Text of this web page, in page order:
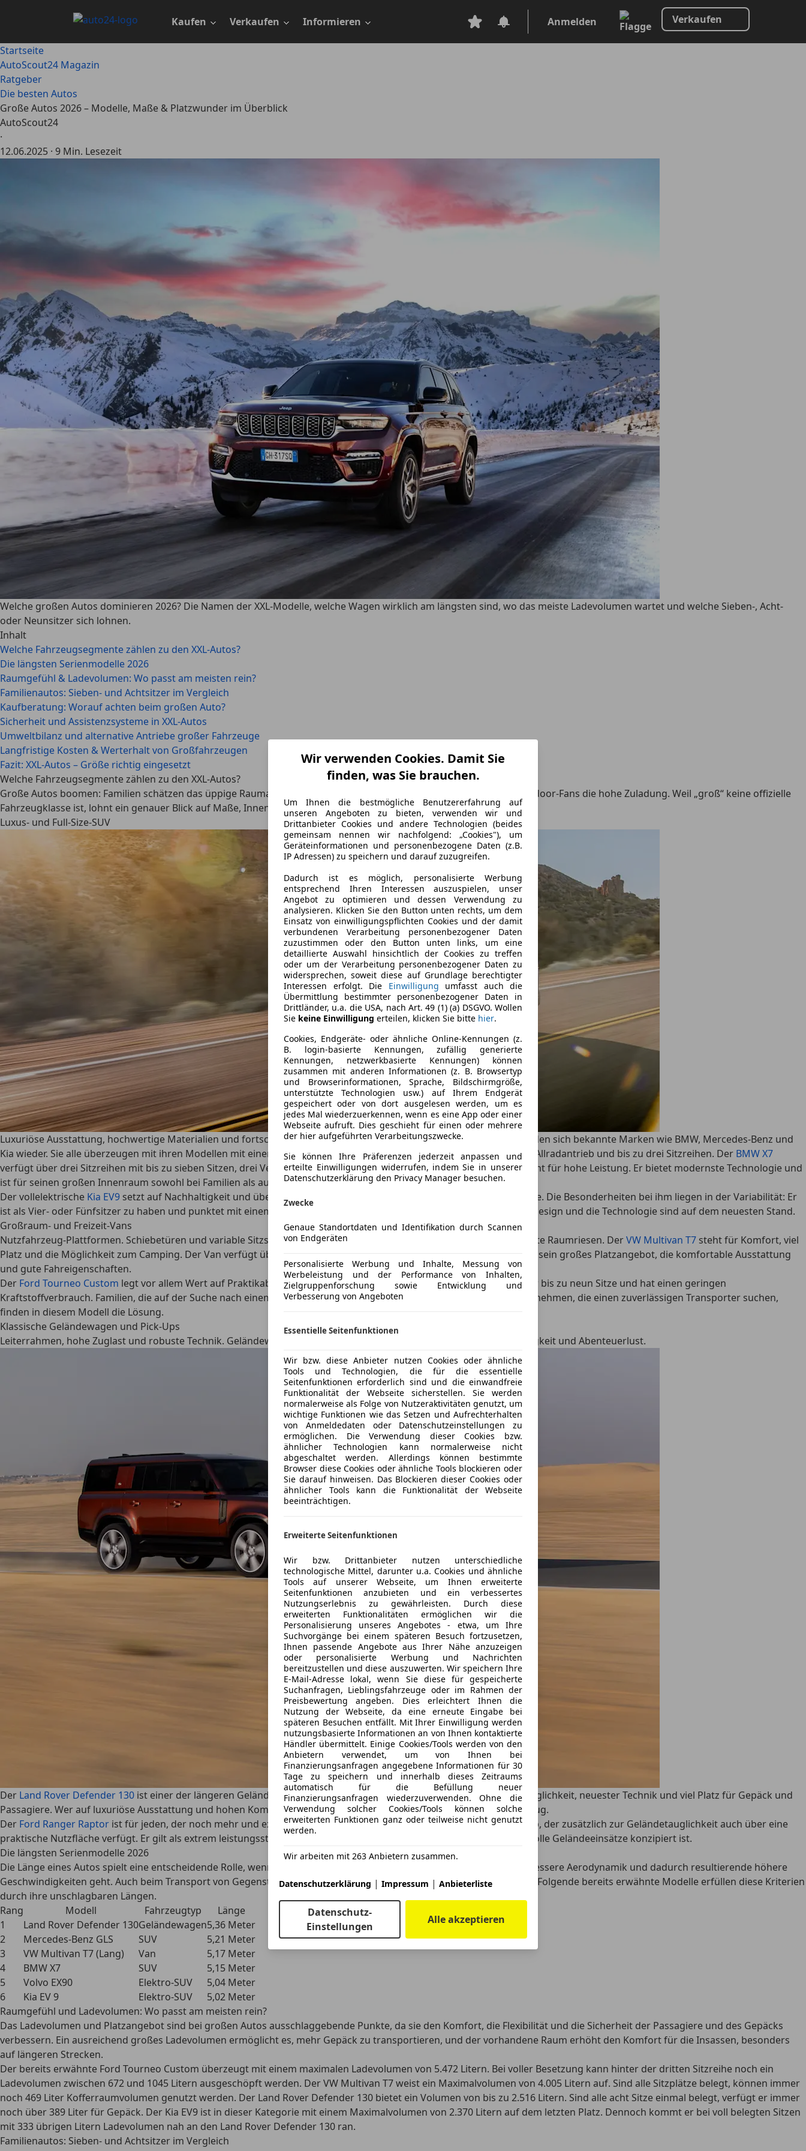
Kaufen Verkaufen Informieren Anmelden Verkaufen
Wir verwenden Cookies. Damit Sie
finden, was Sie brauchen.
Um Ihnen die bestmögliche Benutzererfahrung auf
unseren Angeboten zu bieten, verwenden wir und
Drittanbieter Cookies und andere Technologien (beides
gemeinsam nennen wir nachfolgend: „Cookies"), um
Geräteinformationen und personenbezogene Daten (z.B.
IP Adressen) zu speichern und darauf zuzugreifen.
Dadurch ist es möglich, personalisierte Werbung
entsprechend Ihren Interessen auszuspielen, unser
Angebot zu optimieren und dessen Verwendung zu
analysieren. Klicken Sie den Button unten rechts, um dem
Einsatz von einwilligungspflichten Cookies und der damit
verbundenen Verarbeitung personenbezogener Daten
zuzustimmen oder den Button unten links, um eine
detaillierte Auswahl hinsichtlich der Cookies zu treffen
oder um der Verarbeitung personenbezogener Daten zu
widersprechen, soweit diese auf Grundlage berechtigter
Interessen erfolgt. Die Einwilligung umfasst auch die
Übermittlung bestimmter personenbezogener Daten in
Drittländer, u.a. die USA, nach Art. 49 (1) (a) DSGVO. Wollen
Sie keine Einwilligung erteilen, klicken Sie bitte hier.
Cookies, Endgeräte- oder ähnliche Online-Kennungen (z.
B. login-basierte Kennungen, zufällig generierte
Kennungen, netzwerkbasierte Kennungen) können
zusammen mit anderen Informationen (z. B. Browsertyp
und Browserinformationen, Sprache, Bildschirmgröße,
unterstützte Technologien usw.) auf Ihrem Endgerät
gespeichert oder von dort ausgelesen werden, um es
jedes Mal wiederzuerkennen, wenn es eine App oder einer
Webseite aufruft. Dies geschieht für einen oder mehrere
der hier aufgeführten Verarbeitungszwecke.
Sie können Ihre Präferenzen jederzeit anpassen und
erteilte Einwilligungen widerrufen, indem Sie in unserer
Datenschutzerklärung den Privacy Manager besuchen.
Zwecke
Genaue Standortdaten und Identifikation durch Scannen
von Endgeräten
Personalisierte Werbung und Inhalte, Messung von
Werbeleistung und der Performance von Inhalten,
Zielgruppenforschung sowie Entwicklung und
Verbesserung von Angeboten
Essentielle Seitenfunktionen
Wir bzw. diese Anbieter nutzen Cookies oder ähnliche
Tools und Technologien, die für die essentielle
Seitenfunktionen erforderlich sind und die einwandfreie
Funktionalität der Webseite sicherstellen. Sie werden
normalerweise als Folge von Nutzeraktivitäten genutzt, um
wichtige Funktionen wie das Setzen und Aufrechterhalten
von Anmeldedaten oder Datenschutzeinstellungen zu
ermöglichen. Die Verwendung dieser Cookies bzw.
ähnlicher Technologien kann normalerweise nicht
abgeschaltet werden. Allerdings können bestimmte
Browser diese Cookies oder ähnliche Tools blockieren oder
Sie darauf hinweisen. Das Blockieren dieser Cookies oder
ähnlicher Tools kann die Funktionalität der Webseite
beeinträchtigen.
Erweiterte Seitenfunktionen
Wir bzw. Drittanbieter nutzen unterschiedliche
technologische Mittel, darunter u.a. Cookies und ähnliche
Tools auf unserer Webseite, um Ihnen erweiterte
Seitenfunktionen anzubieten und ein verbessertes
Nutzungserlebnis zu gewährleisten. Durch diese
erweiterten Funktionalitäten ermöglichen wir die
Personalisierung unseres Angebotes - etwa, um Ihre
Suchvorgänge bei einem späteren Besuch fortzusetzen,
Ihnen passende Angebote aus Ihrer Nähe anzuzeigen
oder personalisierte Werbung und Nachrichten
bereitzustellen und diese auszuwerten. Wir speichern Ihre
E-Mail-Adresse lokal, wenn Sie diese für gespeicherte
Suchanfragen, Lieblingsfahrzeuge oder im Rahmen der
Preisbewertung angeben. Dies erleichtert Ihnen die
Nutzung der Webseite, da eine erneute Eingabe bei
späteren Besuchen entfällt. Mit Ihrer Einwilligung werden
nutzungsbasierte Informationen an von Ihnen kontaktierte
Händler übermittelt. Einige Cookies/Tools werden von den
Anbietern verwendet, um von Ihnen bei
Finanzierungsanfragen angegebene Informationen für 30
Tage zu speichern und innerhalb dieses Zeitraums
automatisch für die Befüllung neuer
Finanzierungsanfragen wiederzuverwenden. Ohne die
Verwendung solcher Cookies/Tools können solche
erweiterten Funktionen ganz oder teilweise nicht genutzt
werden.
Wir arbeiten mit 263 Anbietern zusammen.
Datenschutzerklärung | Impressum | Anbieterliste
Datenschutz-
Einstellungen
Alle akzeptieren
Startseite
AutoScout24 Magazin
Ratgeber
Die besten Autos
Große Autos 2026 – Modelle, Maße & Platzwunder im Überblick
AutoScout24
·
12.06.2025 · 9 Min. Lesezeit
Welche großen Autos dominieren 2026? Die Namen der XXL-Modelle, welche Wagen wirklich am längsten sind, wo das meiste Ladevolumen wartet und welche Sieben-, Acht-
oder Neunsitzer sich lohnen.
Inhalt
Welche Fahrzeugsegmente zählen zu den XXL-Autos?
Die längsten Serienmodelle 2026
Raumgefühl & Ladevolumen: Wo passt am meisten rein?
Familienautos: Sieben- und Achtsitzer im Vergleich
Kaufberatung: Worauf achten beim großen Auto?
Sicherheit und Assistenzsysteme in XXL-Autos
Umweltbilanz und alternative Antriebe großer Fahrzeuge
Langfristige Kosten & Werterhalt von Großfahrzeugen
Fazit: XXL-Autos – Größe richtig eingesetzt
Welche Fahrzeugsegmente zählen zu den XXL-Autos?
Große Autos boomen: Familien schätzen das üppige Raumangebot, Dienstwagennutzer die repräsentative Optik, Outdoor-Fans die hohe Zuladung. Weil „groß“ keine offizielle
Fahrzeugklasse ist, lohnt ein genauer Blick auf Maße, Innenraum und Einsatzzweck.
Luxus- und Full-Size-SUV
Luxuriöse Ausstattung, hochwertige Materialien und fortschrittliche Technologie. Unter diesem Fahrzeugsegment finden sich bekannte Marken wie BMW, Mercedes-Benz und
Kia wieder. Sie alle überzeugen mit ihren Modellen mit einer Länge von über fünf Metern, bieten erhöhte Sitzposition, Allradantrieb und bis zu drei Sitzreihen. Der BMW X7
verfügt über drei Sitzreihen mit bis zu sieben Sitzen, drei Verbrennermotoren, einem geräumigen Kofferraum und steht für hohe Leistung. Er bietet modernste Technologie und
ist für seinen großen Innenraum sowohl bei Familien als auch bei Luxus-Liebhabern bekannt.
Der vollelektrische Kia EV9 setzt auf Nachhaltigkeit und überzeugt trotz des elektrischen Antriebs mit hoher Reichweite. Die Besonderheiten bei ihm liegen in der Variabilität: Er
ist als Vier- oder Fünfsitzer zu haben und punktet mit einem modularen Aufbau und diversen Batterie-Optionen. Das Design und die Technologie sind auf dem neuesten Stand.
Großraum- und Freizeit-Vans
Nutzfahrzeug-Plattformen. Schiebetüren und variable Sitzschienen. Vans von Marken wie VW oder Ford gelten als echte Raumriesen. DerVW Multivan T7 steht für Komfort, viel
Platz und die Möglichkeit zum Camping. Der Van verfügt über bis zu sieben Sitze auf drei Sitzreihen. Er ist bekannt für sein großes Platzangebot, die komfortable Ausstattung
und gute Fahreigenschaften.
Der Ford Tourneo Custom legt vor allem Wert auf Praktikabilität. Er gilt als besonders robust und flexibel, verfügt über bis zu neun Sitze und hat einen geringen
Kraftstoffverbrauch. Familien, die auf der Suche nach einem preiswerten, aber praktischen Kleinbus sind, sowie Unternehmen, die einen zuverlässigen Transporter suchen,
finden in diesem Modell die Lösung.
Klassische Geländewagen und Pick-Ups
Leiterrahmen, hohe Zuglast und robuste Technik. Geländewagen und Pick-Ups stehen für Leistungsfähigkeit, Vielseitigkeit und Abenteuerlust.
Der Land Rover Defender 130 ist einer der längeren Geländewagen auf dem Markt. Er punktet mit starker Geländetauglichkeit, neuester Technik und viel Platz für Gepäck und
Passagiere. Wer auf luxuriöse Ausstattung und hohen Komfort setzt, findet in diesem Achtsitzer das passende Fahrzeug.
Der Ford Ranger Raptor ist für jeden, der noch mehr und extreme Geländeleistung benötigt. Der Raptor ist ein Pick-Up, der zusätzlich zur Geländetauglichkeit auch über eine
praktische Nutzfläche verfügt. Er gilt als extrem leistungsstarkes und robustes Offroad-Fahrzeug
, das für anspruchsvolle Geländeeinsätze konzipiert ist.
Die längsten Serienmodelle 2026
Die Länge eines Autos spielt eine entscheidende Rolle, wenn es um den
Komfort und die Beinfreiheit für Passagiere, bessere Aerodynamik und dadurch resultierende höhere
Geschwindigkeiten geht. Auch beim Transport von Gegenständen und Fahrgästen spielt die Länge eine zentrale Rolle. Folgende bereits erwähnte Modelle erfüllen diese Kriterien
durch ihre unschlagbaren Längen.
Rang
Modell Fahrzeugtyp
Länge
1
Land Rover Defender 130Geländewagen5,36 Meter
2
Mercedes-Benz GLS SUV
5,21 Meter
3
VW Multivan T7 (Lang) Van
5,17 Meter
4
BMW X7 SUV
5,15 Meter
5
Volvo EX90 Elektro-SUV
5,04 Meter
6
Kia EV 9 Elektro-SUV
5,02 Meter
Raumgefühl und Ladevolumen: Wo passt am meisten rein?
Das Ladevolumen und Platzangebot sind bei großen Autos ausschlaggebende Punkte, da sie den Komfort, die Flexibilität und die Sicherheit der Passagiere und des Gepäcks
verbessern. Ein ausreichend großes Ladevolumen ermöglicht es, mehr Gepäck zu transportieren, und der vorhandene Raum erhöht den Komfort für die Insassen, besonders
auf längeren Strecken.
Der bereits erwähnte Ford Tourneo Custom überzeugt mit einem maximalen Ladevolumen von 5.472 Litern. Bei voller Besetzung kann hinter der dritten Sitzreihe noch ein
Ladevolumen zwischen 672 und 1045 Litern ausgeschöpft werden. DerVW Multivan T7 weist ein Maximalvolumen von 4.005 Litern auf. Sind alle Sitzplätze belegt, können immer
noch 469 Liter Kofferraumvolumen genutzt werden. Der Land Rover Defender 130 bietet ein Volumen von bis zu 2.516 Litern. Sind alle acht Sitze einmal belegt, verfügt er immer
noch über 389 Liter für Gepäck. Der Kia EV9 ist in dieser Kategorie mit einem Maximalvolumen von 2.370 Litern auf dem letzten Platz. Dennoch kommt er bei voll belegten Sitzen
mit 333 übrigen Litern Ladevolumen nah an den Land Rover Defender 130 ran.
Familienautos: Sieben- und Achtsitzer im Vergleich